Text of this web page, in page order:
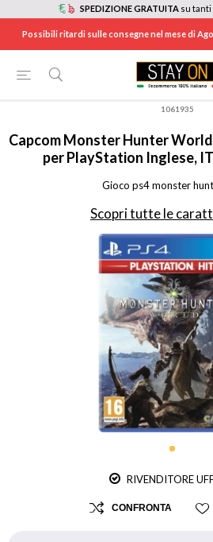
SPEDIZIONE GRATUITA su tanti
Possibili ritardi sulle consegne nel mese di
CONSOLE E
1061935
CapcomMonster Hunter
per PlayStation Inglese,
Gioco ps4 monster
Scopri tutte le
RIVENDITORE
CONFRONTA